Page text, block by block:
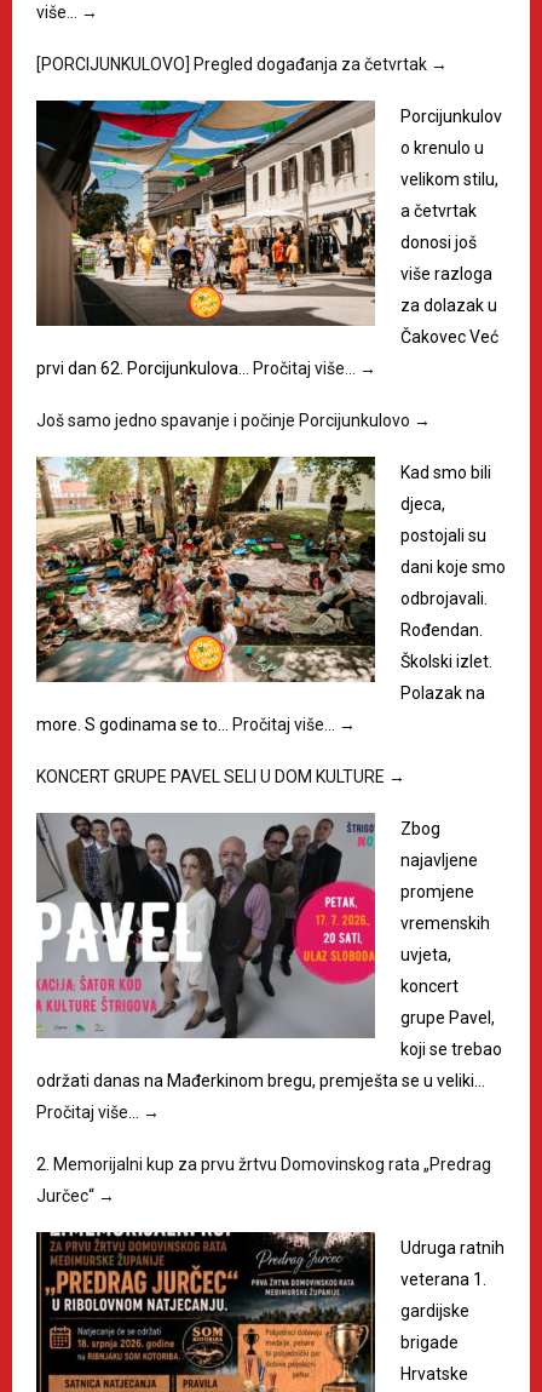
više…
→
[PORCIJUNKULOVO] Pregled događanja za četvrtak →
Porcijunkulov
o krenulo u
velikom stilu,
a četvrtak
donosi još
više razloga
za dolazak u
Čakovec Već
prvi dan 62. Porcijunkulova…
Pročitaj više… →
Još samo jedno spavanje i počinje Porcijunkulovo →
Kad smo bili
djeca,
postojali su
dani koje smo
odbrojavali.
Rođendan.
Školski izlet.
Polazak na
more. S godinama se to…
Pročitaj više… →
KONCERT GRUPE PAVEL SELI U DOM KULTURE →
Zbog
najavljene
promjene
vremenskih
uvjeta,
koncert
grupe Pavel,
koji se trebao
održati danas na Mađerkinom bregu, premješta se u veliki…
Pročitaj više…
→
2. Memorijalni kup za prvu žrtvu Domovinskog rata „Predrag
Jurčec“ →
Udruga ratnih
veterana 1.
gardijske
brigade
Hrvatske